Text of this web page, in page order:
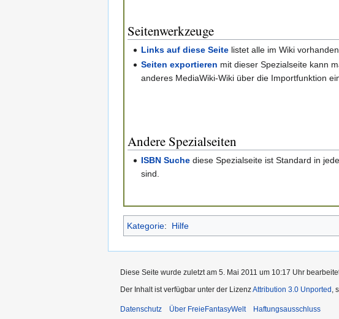
Seitenwerkzeuge
Links auf diese Seite listet alle im Wiki
Seiten exportieren mit dieser Spezialseite kann
anderes MediaWiki-Wiki über die Importfunktion
Andere Spezialseiten
ISBN Suche diese Spezialseite ist Standard in
sind.
Kategorie: Hilfe
Diese Seite wurde zuletzt am 5. Mai 2011 um 10:17 Uhr
Der Inhalt ist verfügbar unter der LizenzAttribution 3.0 Unported ,
Datenschutz Über FreieFantasyWelt Haftungsausschluss